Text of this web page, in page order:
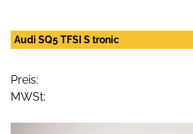
Audi SQ5 TFSI S tronic
Preis:
MWSt: